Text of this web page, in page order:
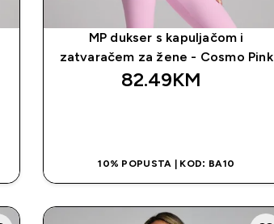
MP dukser s kapuljačom i
zatvaračem za žene - Cosmo Pink
82.49KM‎
10% POPUSTA | KOD: BA10